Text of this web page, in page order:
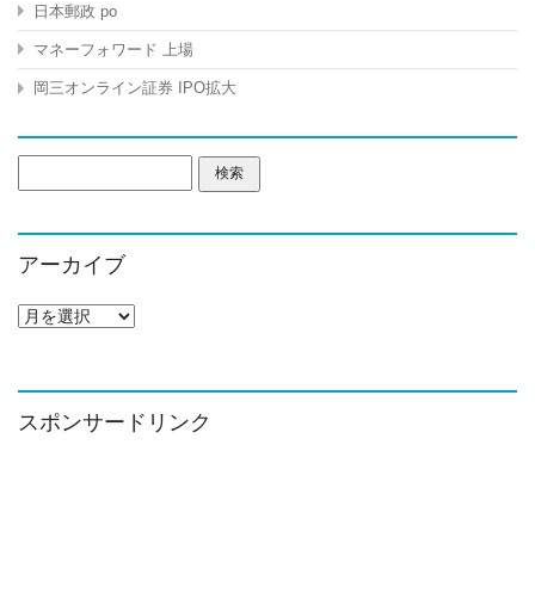
日本郵政 po
マネーフォワード 上場
岡三オンライン証券 IPO拡大
索:
アーカイブ
ア
イ
ブ
スポンサードリンク